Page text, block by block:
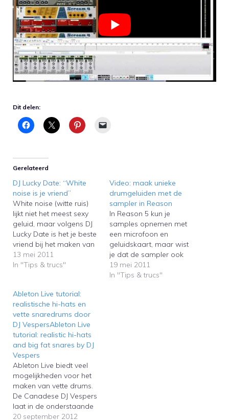
Dit delen:
Gerelateerd
DJ Lucky Date: “White
noise is je vriend”
White noise (witte ruis)
lijkt niet het meest sexy
geluid, maar volgens DJ
Lucky Date is het je beste
vriend bij het maken van
epische dancemuziek
voor in de club. Dat zegt
Propellerhead Software
in het kader van de Music
Making Month. In de…
13 mei 2011
In "Tips & trucs"
Video: maak unieke
drumgeluiden met de
sampler in Reason
In Reason 5 kun je
samples opnemen met
een microfoon en
geluidskaart, maar wist
je dat de sampler ook
interne software-
instrumenten opneemt?
19 mei 2011
In "Tips & trucs"
Ableton Live tutorial:
realistische hi-hats en
vette snaredrums door
DJ VespersAbleton Live
tutorial: realistic hi-hats
and big fat snares by DJ
Vespers
Ableton Live biedt veel
mogelijkheden voor het
maken van vette drums.
De Canadese DJ Vespers
laat in de onderstaande
interessante video zien
20 september 2012